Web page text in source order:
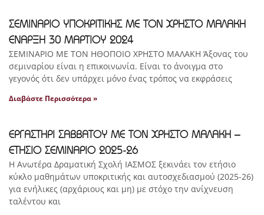
ΣΕΜΙΝΑΡΙΟ ΥΠΟΚΡΙΤΙΚΗΣ ΜΕ ΤΟΝ ΧΡΗΣΤΟ ΜΑΛΑΚΗ
ΕΝΑΡΞΗ 30 ΜΑΡΤΙΟΥ 2024
ΣΕΜΙΝΑΡΙΟ ΜΕ ΤΟΝ ΗΘΟΠΟΙΟ ΧΡΗΣΤΟ ΜΑΛΑΚΗ Άξονας του
σεμιναρίου είναι η επικοινωνία. Είναι το άνοιγμα στο
γεγονός ότι δεν υπάρχει μόνο ένας τρόπος να εκφράσεις
Διαβάστε Περισσότερα »
ΕΡΓΑΣΤΗΡΙ ΣΑΒΒΑΤΟΥ ΜΕ ΤΟΝ ΧΡΗΣΤΟ ΜΑΛΑΚΗ –
ΕΤΗΣΙΟ ΣΕΜΙΝΑΡΙΟ 2025-26
Η Ανωτέρα Δραματική Σχολή ΙΑΣΜΟΣ ξεκινάει τον ετήσιο
κύκλο μαθημάτων υποκριτικής και αυτοσχεδιασμού (2025-26)
για ενήλικες (αρχάριους και μη) με στόχο την ανίχνευση
ταλέντου και